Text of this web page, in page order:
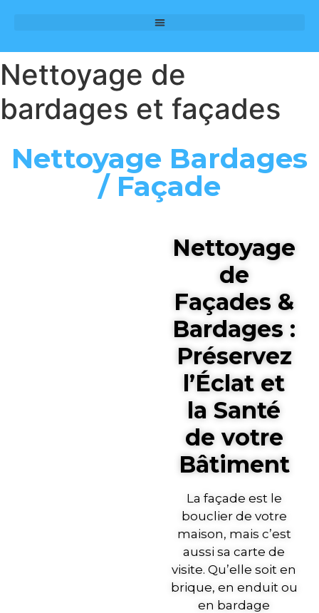
Nettoyage de
bardages et façades
Nettoyage Bardages
/ Façade
Nettoyage
de
Façades &
Bardages :
Préservez
l’Éclat et
la Santé
de votre
Bâtiment
La façade est le
bouclier de votre
maison, mais c’est
aussi sa carte de
visite. Qu’elle soit en
brique, en enduit ou
en bardage